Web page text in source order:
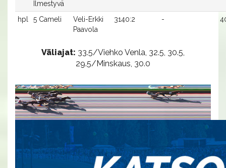
Ilmestyvä
hpl
5 Cameli
Veli-Erkki
Paavola
3140:2 -
Väliajat: 33.5/Viehko Venla, 32.5, 30.5,
29.5/Minskaus, 30.0